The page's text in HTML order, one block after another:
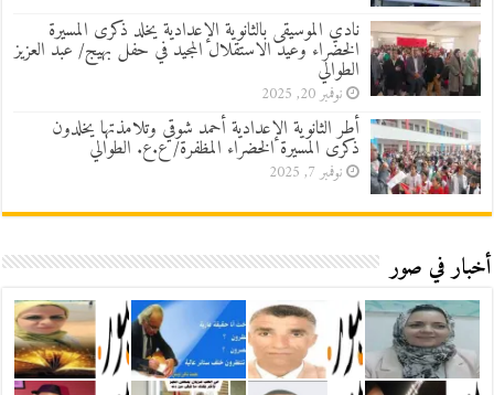
نادي الموسيقى بالثانوية الإعدادية يخلد ذكرى المسيرة
الخضراء وعيد الاستقلال المجيد في حفل بهيج/ عبد العزيز
الطوالي
نوفمبر 20, 2025
أطر الثانوية الإعدادية أحمد شوقي وتلامذتها يخلدون
ذكرى المسيرة الخضراء المظفرة/ ع.ع. الطوالي
نوفمبر 7, 2025
أخبار في صور